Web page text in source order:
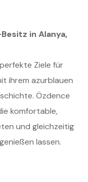
in Alanya,
Ziele für
ihrem azurblauen
Özdence
komfortable,
und gleichzeitig
lassen.